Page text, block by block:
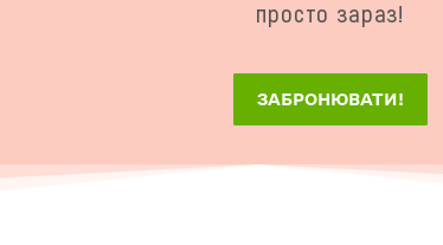
просто зараз!
ЗАБРОНЮВАТИ!